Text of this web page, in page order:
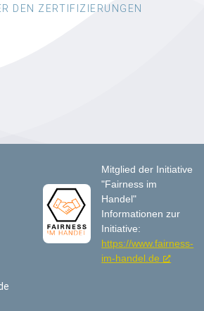
DEN ZERTIFIZIERUNGEN
Mitglied der Initiative
"Fairness im
Handel"
Informationen zur
Initiative:
https://www.fairness-
im-handel.de